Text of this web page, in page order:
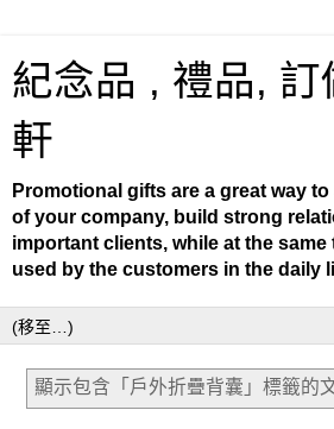
紀念品 , 禮品, 訂
軒
Promotional gifts are a great way
of your company, build strong
important clients, while at the
used by the customers in the daily
顯示包含「戶外折疊背囊」 標籤的